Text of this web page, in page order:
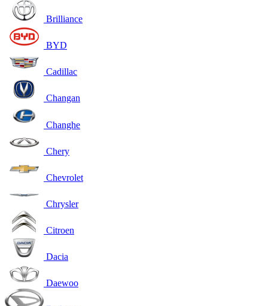
Brilliance
BYD
Cadillac
Changan
Changhe
Chery
Chevrolet
Chrysler
Citroen
Dacia
Daewoo